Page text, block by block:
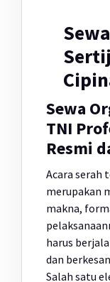
Sewa
TNI
Resmi
Acara serah
merupakan
makna,
harus
dan
Salah satu